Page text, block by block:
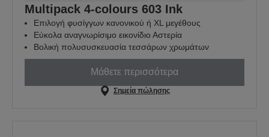
Multipack 4-colours 603 Ink
Επιλογή φυσίγγων κανονικού ή XL μεγέθους
Εύκολα αναγνωρίσιμο εικονίδιο Αστερία
Βολική πολυσυσκευασία τεσσάρων χρωμάτων
Μάθετε περισσότερα
Σημεία πώλησης